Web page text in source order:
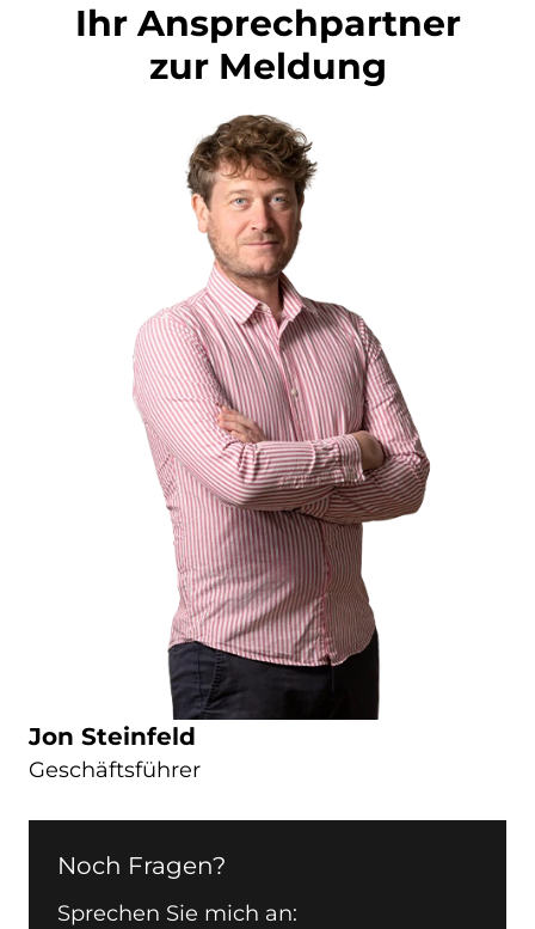
Ihr Ansprechpartner
zur Meldung
Jon Steinfeld
Geschäftsführer
Noch Fragen?
Sprechen Sie mich an: